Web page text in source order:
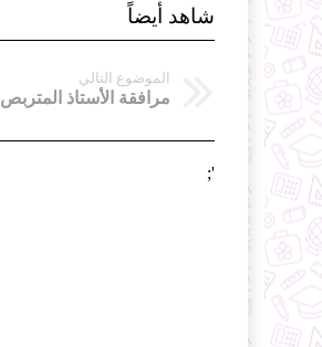
شاهد أيضاً
الموضوع التالي
مرافقة الأستاذ المتربص
';